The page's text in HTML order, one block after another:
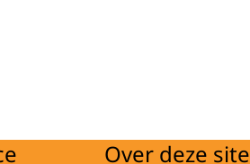
Over deze site